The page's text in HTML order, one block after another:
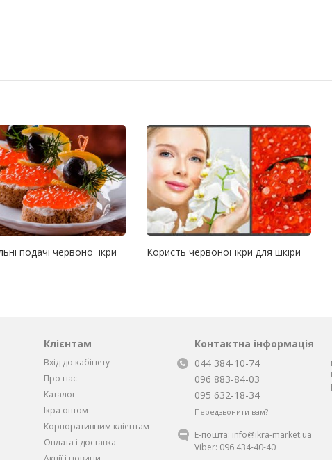
подачі червоної ікри Користь червоної ікри для шкіри
Клієнтам
Вхід до кабінету
Про нас
Каталог
Ікра оптом
Корпоративним кліентам
Оплата і доставка
Контактна інформація
044 384-10-74
096 883-84-03
095 632-18-34
Передзвонити вам?
Е-пошта: info@ikra-market.ua
Viber: 096 434-40-40